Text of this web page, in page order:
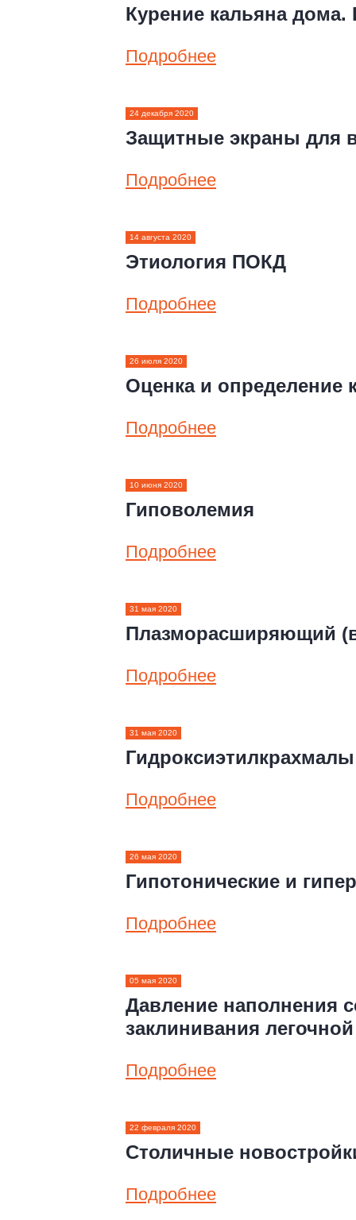
Курение кальяна дома.
Подробнее
24 декабря 2020
Защитные экраны для
Подробнее
14 августа 2020
Этиология ПОКД
Подробнее
26 июля 2020
Оценка и определение
Подробнее
10 июня 2020
Гиповолемия
Подробнее
31 мая 2020
Плазморасширяющий
Подробнее
31 мая 2020
Гидроксиэтилкрахмалы
Подробнее
26 мая 2020
Гипотонические и
Подробнее
05 мая 2020
Давление наполнения
заклинивания
Подробнее
22 февраля 2020
Столичные
Подробнее